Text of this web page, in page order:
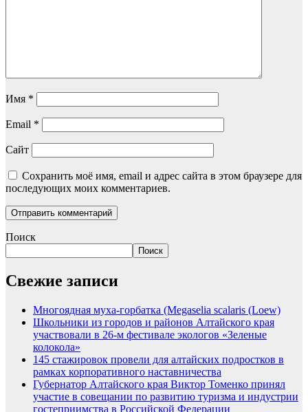
Имя *
Email *
Сайт
Сохранить моё имя, email и адрес сайта в этом браузере для
последующих моих комментариев.
Поиск
Поиск
Свежие записи
Многоядная муха-горбатка (Megaselia scalaris (Loew)
Школьники из городов и районов Алтайского края
участвовали в 26-м фестивале экологов «Зеленые
колокола»
145 стажировок провели для алтайских подростков в
рамках корпоративного наставничества
Губернатор Алтайского края Виктор Томенко принял
участие в совещании по развитию туризма и индустрии
гостеприимства в Российской Федерации